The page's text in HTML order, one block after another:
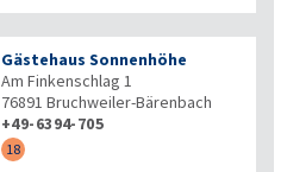
Gästehaus Sonnenhöhe
Am Finkenschlag 1
76891 Bruchweiler-Bärenbach
+49-6394-705
18